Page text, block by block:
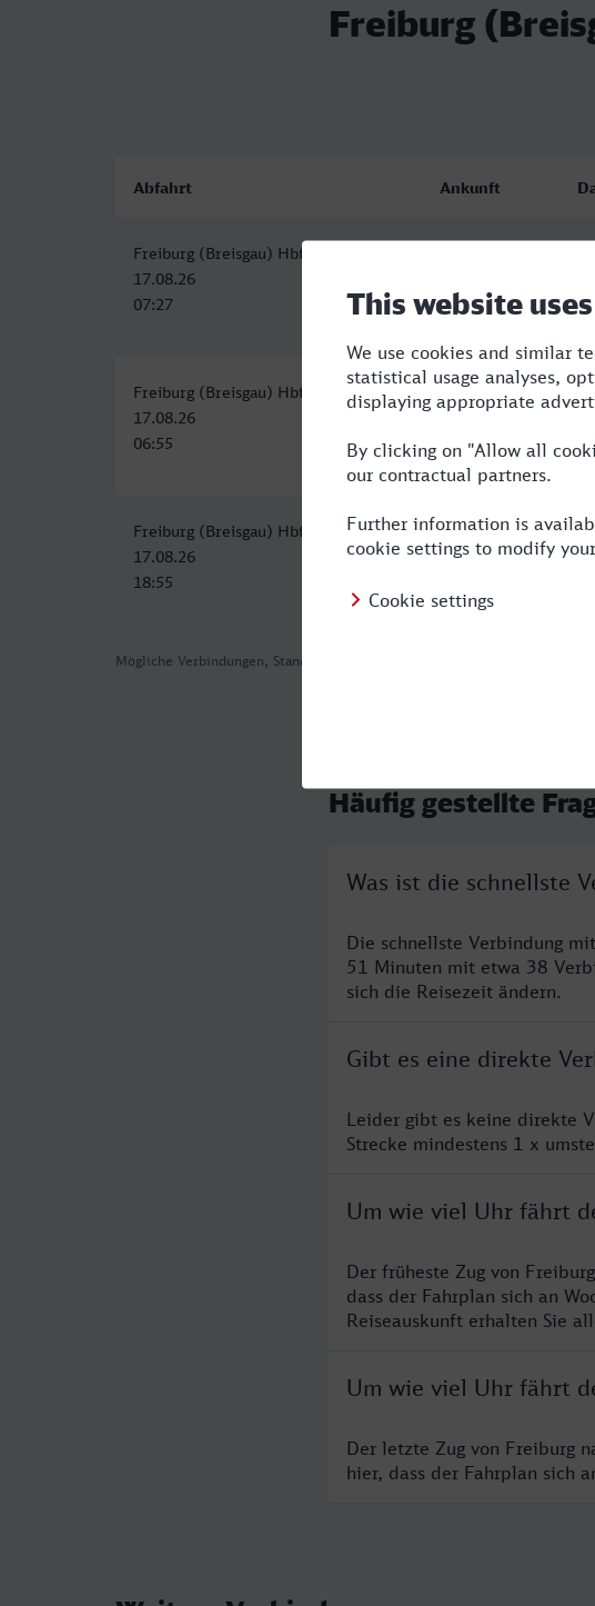
Freiburg
Mögliche Verbindungen, Stand: 2026-08-03 04:52
Abfahrt Ankunft
Freiburg (Breisgau) Hbf
17.08.26
07:27
11:18
Freiburg (Breisgau) Hbf
17.08.26
06:55
Hilden
17.08.26
11:06
Freiburg (Breisgau) Hbf
17.08.26
18:55
Hilden
17.08.26
Häufig gestellte
Was ist die schnellste
Die schnellste Verbindung
51 Minuten mit etwa 38
sich die Reisezeit ändern.
Gibt es eine direkte
Leider gibt es keine direkte
Strecke mindestens 1 x
Um wie viel Uhr fährt
Der früheste Zug von
dass der Fahrplan sich an
Reiseauskunft erhalten Sie
Um wie viel Uhr fährt
Der letzte Zug von Freiburg
hier, dass der Fahrplan sich